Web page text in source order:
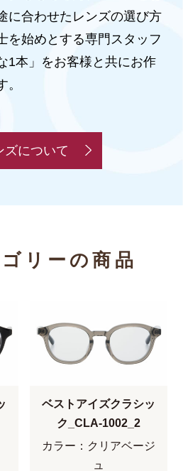
に合わせたレンズの選び方
を始めとする専門スタッフ
1本」をお客様と共にお作
。
ズについて
リーの商品
ベストアイズクラシッ
ク_CLA-1002_2
カラー：クリアベージ
ュ